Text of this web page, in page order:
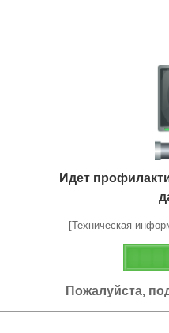
Идет
[Техническая
Пожалуйста,